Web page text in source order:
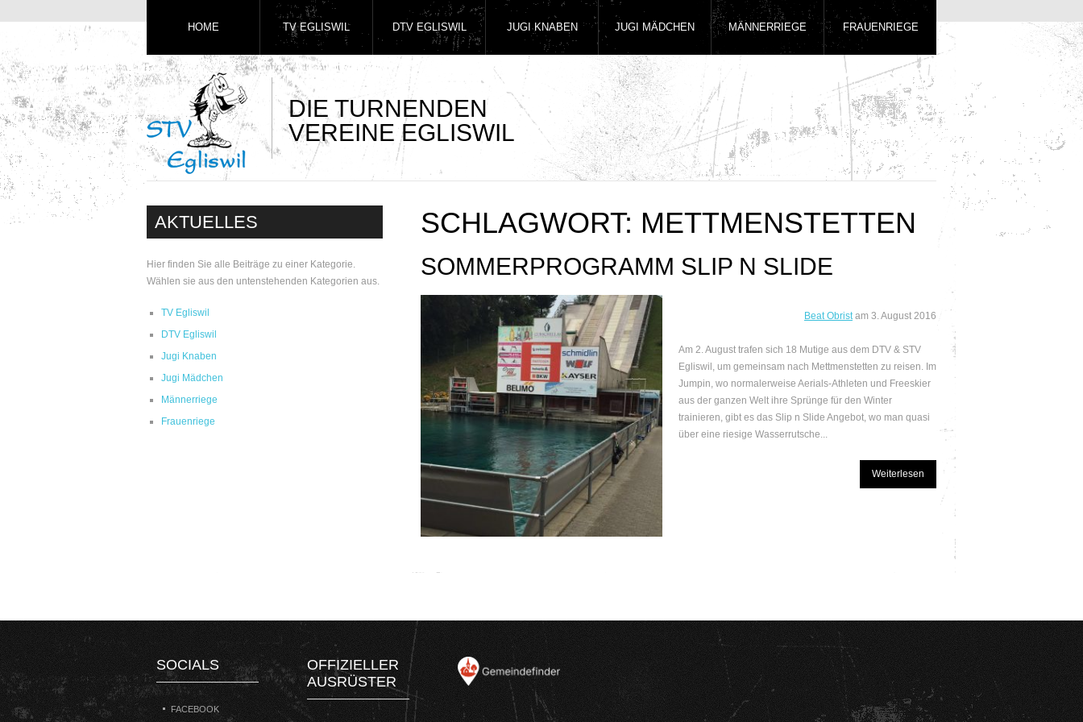
DIE TURNENDEN
VEREINE EGLISWIL
HOME TV EGLISWIL DTV EGLISWIL JUGI KNABEN JUGI MÄDCHEN MÄNNERRIEGE FRAUENRIEGE
AKTUELLES
Hier finden Sie alle Beiträge zu einer Kategorie.
Wählen sie aus den untenstehenden Kategorien aus.
TV Egliswil
DTV Egliswil
Jugi Knaben
Jugi Mädchen
Männerriege
Frauenriege
SCHLAGWORT: METTMENSTETTEN
SOMMERPROGRAMM SLIP N SLIDE
Beat Obristam 3. August 2016
Am 2. August trafen sich 18 Mutige aus dem DTV & STV
Egliswil, um gemeinsam nach Mettmenstetten zu reisen. Im
Jumpin, wo normalerweise Aerials-Athleten und Freeskier
aus der ganzen Welt ihre Sprünge für den Winter
trainieren, gibt es das Slip n Slide Angebot, wo man quasi
über eine riesige Wasserrutsche...
Weiterlesen
SOCIALS
FACEBOOK
OFFIZIELLER
AUSRÜSTER